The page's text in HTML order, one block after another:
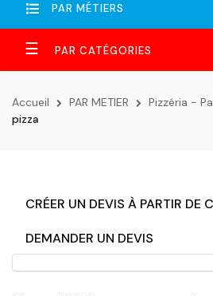
PAR MÉTIERS
Basculer
la
navigation
☰
Accueil PAR METIER Pizzéria -
pizza
CRÉER UN DEVIS À PARTIR DE
DEMANDER UN DEVIS